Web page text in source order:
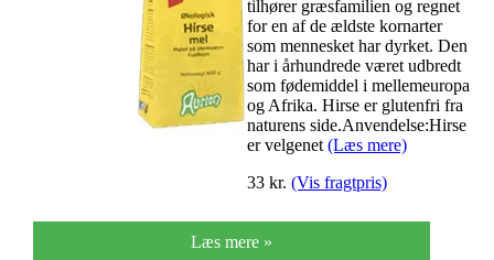
tilhører græsfamilien og regnet
for en af de ældste kornarter
som mennesket har dyrket. Den
har i århundrede været udbredt
som fødemiddel i mellemeuropa
og Afrika. Hirse er glutenfri fra
naturens side.Anvendelse:Hirse
er velgenet (Læs mere)
33 kr. (Vis fragtpris)
Læs mere »